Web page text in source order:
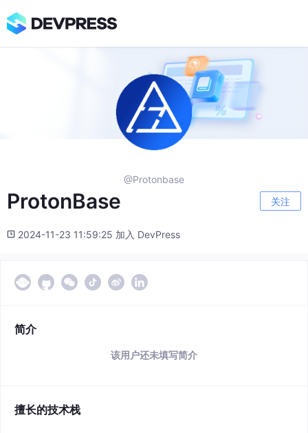
@Protonbase
ProtonBase 关注
2024-11-23 11:59:25 加入 DevPress
简介
该用户还未填写简介
擅长的技术栈